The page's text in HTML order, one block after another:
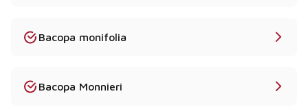
Bacopa monifolia
Bacopa Monnieri